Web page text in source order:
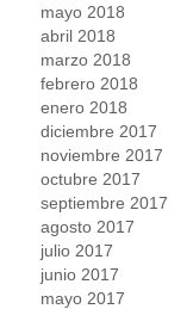
mayo 2018
abril 2018
marzo 2018
febrero 2018
enero 2018
diciembre 2017
noviembre 2017
octubre 2017
septiembre 2017
agosto 2017
julio 2017
junio 2017
mayo 2017